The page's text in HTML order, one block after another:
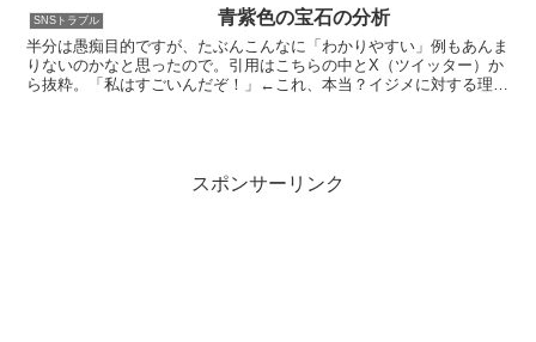
向がある、というのも実際そうですね。
ですが、実は「能ある鷹は...
SNSトラブル 青紫色の宝石の分析
半分は愚痴目的ですが、たぶんこんなに「わかりやすい」例もあんま
りないのかなと思ったので。引用はこちらの中とX（ツイッター）か
ら抜粋。「私はすごいんだぞ！」←これ、本当？イジメに対する理論
スポンサーリンク